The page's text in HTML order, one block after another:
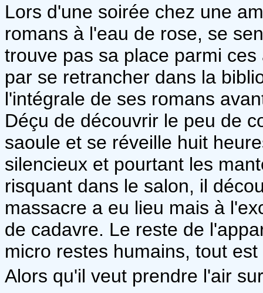
Lors d'une soirée chez une
romans à l'eau de rose, se
trouve pas sa place parmi
par se retrancher dans la
l'intégrale de ses romans
Déçu de découvrir le peu de
saoule et se réveille huit
silencieux et pourtant les
risquant dans le salon, il
massacre a eu lieu mais à
de cadavre. Le reste de
micro restes humains, tout
Alors qu'il veut prendre l'air